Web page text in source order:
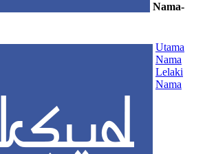
Nama-
Utama
Nama
Lelaki
Nama